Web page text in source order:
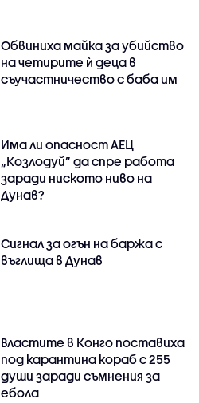
Обвиниха майка за убийство
на четирите ѝ деца в
съучастничество с баба им
Има ли опасност АЕЦ
„Козлодуй” да спре работа
заради ниското ниво на
Дунав?
Сигнал за огън на баржа с
въглища в Дунав
Властите в Конго поставиха
под карантина кораб с 255
души заради съмнения за
ебола